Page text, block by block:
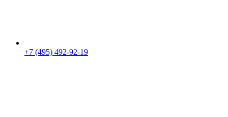
+7 (495) 492-92-19